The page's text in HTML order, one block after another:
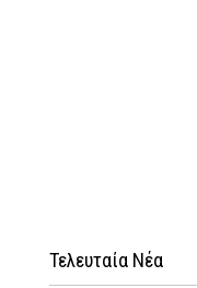
Τελευταία Νέα